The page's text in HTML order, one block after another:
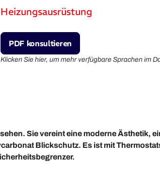
Heizungsausrüstung
PDF konsultieren
Klicken Sie hier, um mehr verfügbare Sprachen im
Sie vereint eine moderne Ästhetik,
Blickschutz. Es ist mit